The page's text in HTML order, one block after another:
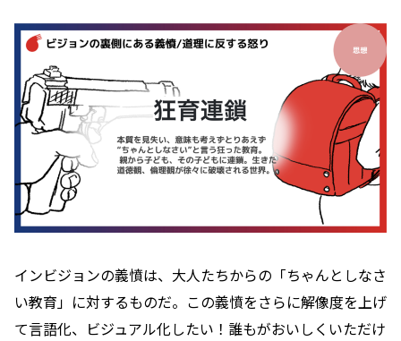
インビジョンの義憤は、大人たちからの「ちゃんとしなさ
い教育」に対するものだ。この義憤をさらに解像度を上げ
て言語化、ビジュアル化したい！誰もがおいしくいただけ